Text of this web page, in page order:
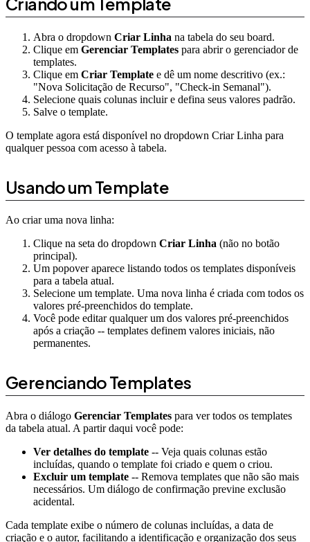
Abra o dropdown Criar Linha na tabela do seu board.
Clique em Gerenciar Templates para abrir o gerenciador de
templates.
Clique em Criar Template e dê um nome descritivo (ex.:
"Nova Solicitação de Recurso", "Check-in Semanal").
Selecione quais colunas incluir e defina seus valores padrão.
Salve o template.
O template agora está disponível no dropdown Criar Linha para
qualquer pessoa com acesso à tabela.
Usando um Template
Ao criar uma nova linha:
Clique na seta do dropdown Criar Linha (não no botão
principal).
Um popover aparece listando todos os templates disponíveis
para a tabela atual.
Selecione um template. Uma nova linha é criada com todos os
valores pré-preenchidos do template.
Você pode editar qualquer um dos valores pré-preenchidos
após a criação -- templates definem valores iniciais, não
permanentes.
Gerenciando Templates
Abra o diálogo Gerenciar Templates para ver todos os templates
da tabela atual. A partir daqui você pode:
Ver detalhes do template -- Veja quais colunas estão
incluídas, quando o template foi criado e quem o criou.
Excluir um template -- Remova templates que não são mais
necessários. Um diálogo de confirmação previne exclusão
acidental.
Cada template exibe o número de colunas incluídas, a data de
criação e o autor, facilitando a identificação e organização dos seus